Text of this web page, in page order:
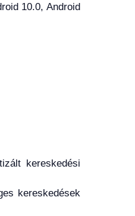
10.0, Android
kereskedési
kereskedések